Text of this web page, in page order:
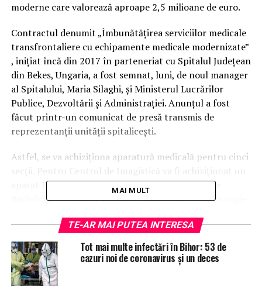
moderne care valorează aproape 2,5 milioane de euro.
Contractul denumit „Îmbunătățirea serviciilor medicale
transfrontaliere cu echipamente medicale modernizate”
, inițiat încă din 2017 în parteneriat cu Spitalul Județean
din Bekes, Ungaria, a fost semnat, luni, de noul manager
al Spitalului, Maria Silaghi, şi Ministerul Lucrărilor
Publice, Dezvoltării și Administrației. Anunțul a fost
făcut printr-un comunicat de presă transmis de
reprezentanții unității spitalicești.
Astfel, se va achiziționa aparatură medicală pentru cinci
aparat RMN şi pentru ecografie, pentru secția de
Radiologie un aparat digital de radiografie – radioscopie,
arm cu monitoare și aparate de ventilație de înaltă
performanță, iar pentru sălile de curs, care vor intra în
Compartimentul IT al unității, se va achiziționa un
sistem de telemedicină.
MAI MULT
TE-AR MAI PUTEA INTERESA
Tot mai multe infectări în Bihor: 53 de
cazuri noi de coronavirus și un deces